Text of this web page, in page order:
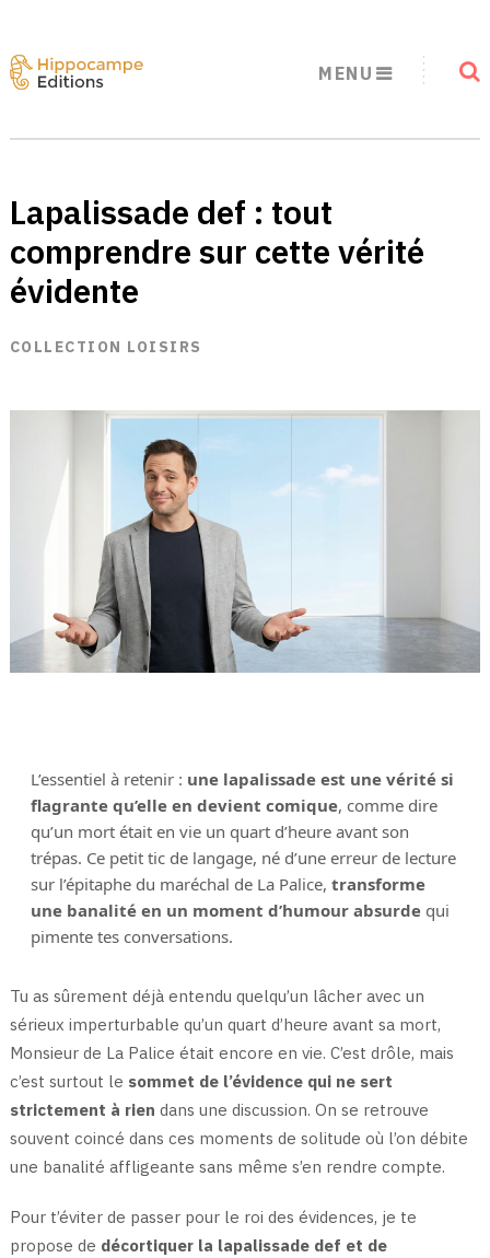
MENU
Lapalissade def : tout
comprendre sur cette vérité
évidente
COLLECTION LOISIRS
L’essentiel à retenir : une lapalissade est une vérité si
flagrante qu’elle en devient comique, comme dire
qu’un mort était en vie un quart d’heure avant son
trépas. Ce petit tic de langage, né d’une erreur de lecture
sur l’épitaphe du maréchal de La Palice, transforme
une banalité en un moment d’humour absurdequi
pimente tes conversations.
Tu as sûrement déjà entendu quelqu’un lâcher avec un
sérieux imperturbable qu’un quart d’heure avant sa mort,
Monsieur de La Palice était encore en vie. C’est drôle, mais
c’est surtout le sommet de l’évidence qui ne sert
strictement à rien dans une discussion. On se retrouve
souvent coincé dans ces moments de solitude où l’on débite
une banalité affligeante sans même s’en rendre compte.
Pour t’éviter de passer pour le roi des évidences, je te
propose de décortiquer la lapalissade def et de